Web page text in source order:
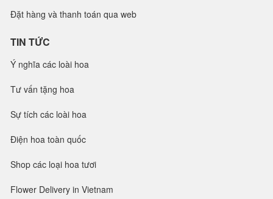
Đặt hàng và thanh toán qua web
TIN TỨC
Ý nghĩa các loài hoa
Tư vấn tặng hoa
Sự tích các loài hoa
Điện hoa toàn quốc
Shop các loại hoa tươi
Flower Delivery in Vietnam